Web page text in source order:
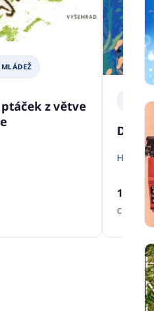
z větve
PRE
Hyeon
1
CENA Z
6